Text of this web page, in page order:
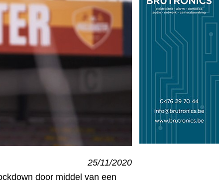
25/11/2020
door middel van een